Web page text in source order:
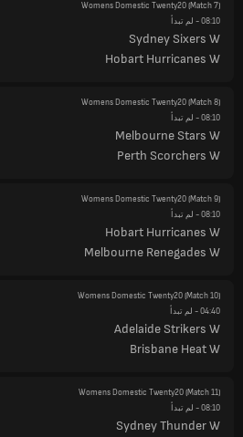
Womens Domestic Twenty20 (Match 7)
08:10- لم تبدأ
Sydney Sixers W
Hobart Hurricanes W
Womens Domestic Twenty20 (Match 8)
08:10- لم تبدأ
Melbourne Stars W
Perth Scorchers W
Womens Domestic Twenty20 (Match 9)
08:10- لم تبدأ
Hobart Hurricanes W
Melbourne Renegades W
Womens Domestic Twenty20 (Match 10)
04:40- لم تبدأ
Adelaide Strikers W
Brisbane Heat W
Womens Domestic Twenty20 (Match 11)
08:10- لم تبدأ
Sydney Thunder W